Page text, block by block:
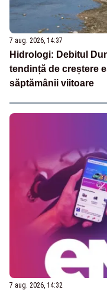
7 aug. 2026, 14:37
Hidrologi: Debitul
tendință de creștere
săptămânii viitoare
7 aug. 2026, 14:32